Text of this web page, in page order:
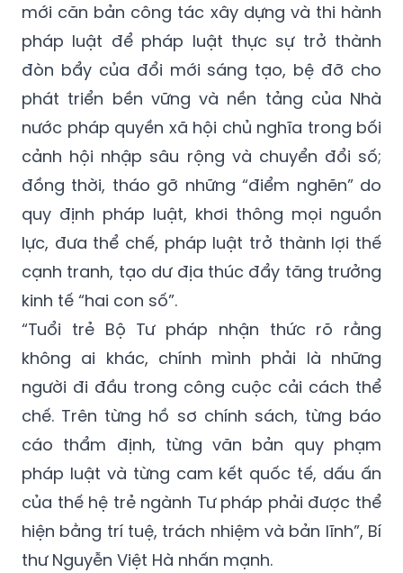
mới căn bản công tác xây dựng và thi hành
pháp luật để pháp luật thực sự trở thành
đòn bẩy của đổi mới sáng tạo, bệ đỡ cho
phát triển bền vững và nền tảng của Nhà
nước pháp quyền xã hội chủ nghĩa trong bối
cảnh hội nhập sâu rộng và chuyển đổi số;
đồng thời, tháo gỡ những “điểm nghẽn” do
quy định pháp luật, khơi thông mọi nguồn
lực, đưa thể chế, pháp luật trở thành lợi thế
cạnh tranh, tạo dư địa thúc đẩy tăng trưởng
kinh tế “hai con số”.
“Tuổi trẻ Bộ Tư pháp nhận thức rõ rằng
không ai khác, chính mình phải là những
người đi đầu trong công cuộc cải cách thể
chế. Trên từng hồ sơ chính sách, từng báo
cáo thẩm định, từng văn bản quy phạm
pháp luật và từng cam kết quốc tế, dấu ấn
của thế hệ trẻ ngành Tư pháp phải được thể
hiện bằng trí tuệ, trách nhiệm và bản lĩnh”, Bí
thư Nguyễn Việt Hà nhấn mạnh.